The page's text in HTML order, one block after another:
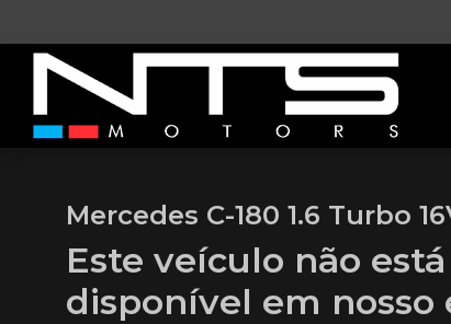
Mercedes C-180 1.6 Turbo
Este veículo não
disponível em nosso